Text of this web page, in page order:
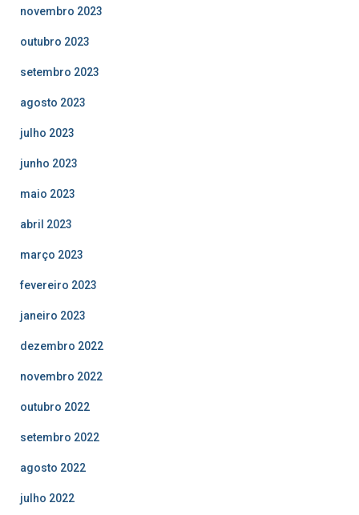
novembro 2023
outubro 2023
setembro 2023
agosto 2023
julho 2023
junho 2023
maio 2023
abril 2023
março 2023
fevereiro 2023
janeiro 2023
dezembro 2022
novembro 2022
outubro 2022
setembro 2022
agosto 2022
julho 2022